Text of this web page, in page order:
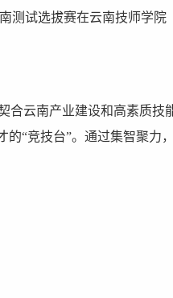
测试选拔赛在云南技师学院
合云南产业建设和高素质技
的“竞技台”。通过集智聚力